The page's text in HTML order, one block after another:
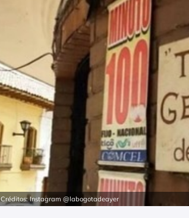
Créditos: Instagram @labogotadeayer